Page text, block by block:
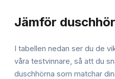
Jämför
I tabellen nedan ser du de
våra testvinnare, så att du
duschhörna som matchar